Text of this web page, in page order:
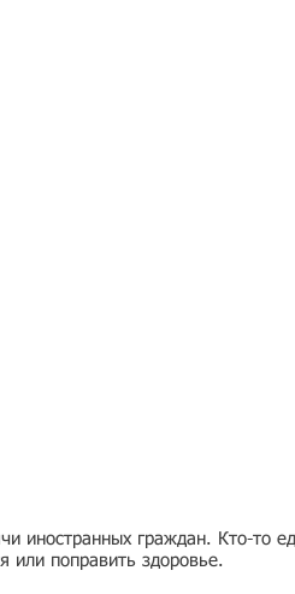
иностранных граждан. Кто-то
или поправить здоровье.